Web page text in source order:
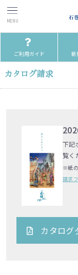
ご利用ガイド 新
カタログ請求
下記
覧く
※紙
請求
カタログ